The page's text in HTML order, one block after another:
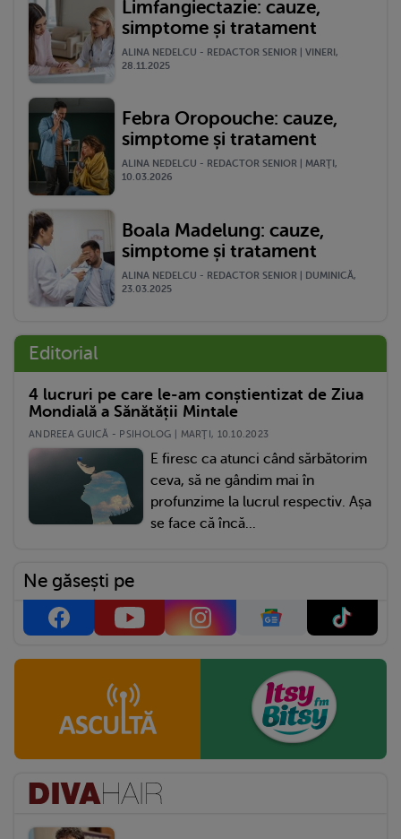
Limfangiectazie: cauze,
simptome și tratament
ALINA NEDELCU - REDACTOR SENIOR | VINERI,
28.11.2025
Febra Oropouche: cauze,
simptome și tratament
ALINA NEDELCU - REDACTOR SENIOR | MARŢI,
10.03.2026
Boala Madelung: cauze,
simptome și tratament
ALINA NEDELCU - REDACTOR SENIOR | DUMINICĂ,
23.03.2025
Editorial
4 lucruri pe care le-am conștientizat de Ziua
Mondială a Sănătății Mintale
ANDREEA GUICĂ - PSIHOLOG | MARŢI, 10.10.2023
E firesc ca atunci când sărbătorim
ceva, să ne gândim mai în
profunzime la lucrul respectiv. Așa
se face că încă...
Ne găsești pe